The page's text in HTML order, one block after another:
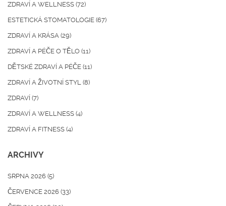
ZDRAVÍ A WELLNESS (72)
ESTETICKÁ STOMATOLOGIE (67)
ZDRAVÍ A KRÁSA (29)
ZDRAVÍ A PÉČE O TĚLO (11)
DĚTSKÉ ZDRAVÍ A PÉČE (11)
ZDRAVÍ A ŽIVOTNÍ STYL (8)
ZDRAVÍ (7)
ZDRAVÍ A WELLNESS (4)
ZDRAVÍ A FITNESS (4)
ARCHIVY
SRPNA 2026 (5)
ČERVENCE 2026 (33)